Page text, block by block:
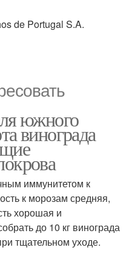
de Portugal S.A.
южного
винограда
иммунитетом к
к морозам средняя,
хорошая и
до 10 кг винограда
тщательном уходе.